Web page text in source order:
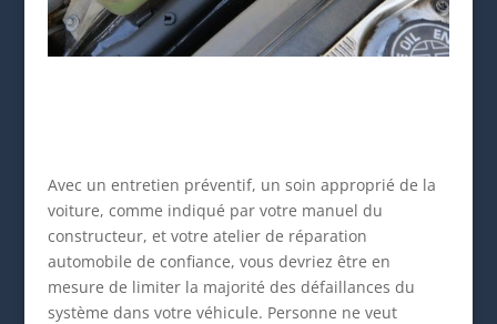
Avec un entretien préventif, un soin approprié de la
voiture, comme indiqué par votre manuel du
constructeur, et votre atelier de réparation
automobile de confiance, vous devriez être en
mesure de limiter la majorité des défaillances du
système dans votre véhicule. Personne ne veut